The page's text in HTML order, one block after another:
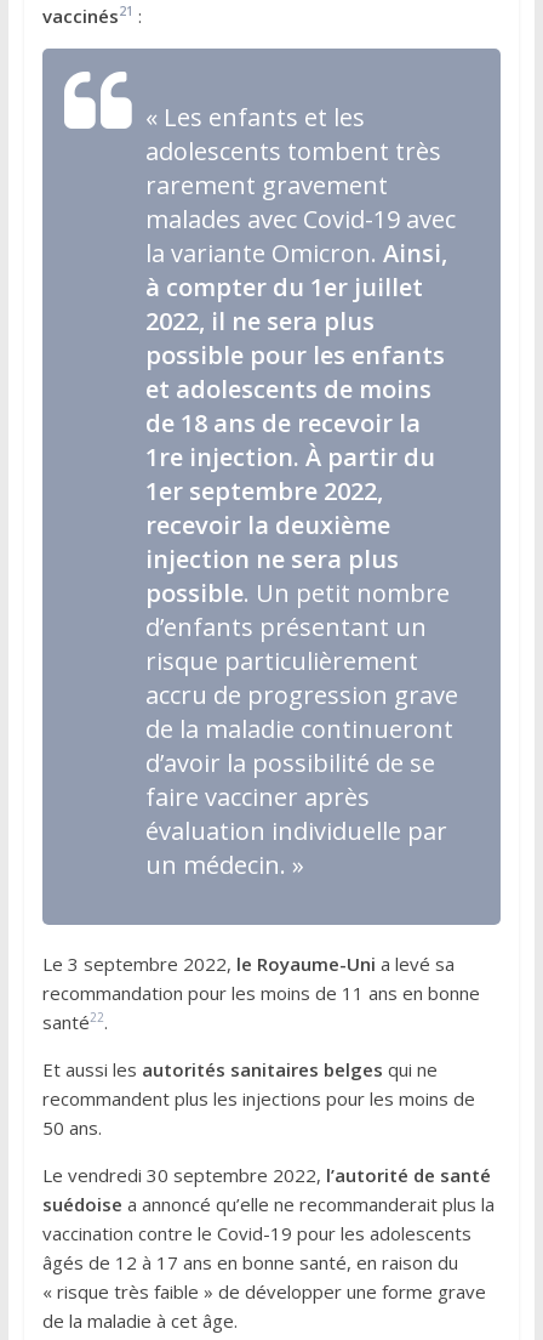
vaccinés21 :
« Les enfants et les
adolescents tombent très
rarement gravement
malades avec Covid-19 avec
la variante Omicron. Ainsi,
à compter du 1er juillet
2022, il ne sera plus
possible pour les enfants
et adolescents de moins
de 18 ans de recevoir la
1re injection. À partir du
1er septembre 2022,
recevoir la deuxième
injection ne sera plus
possible. Un petit nombre
d’enfants présentant un
risque particulièrement
accru de progression grave
de la maladie continueront
d’avoir la possibilité de se
faire vacciner après
évaluation individuelle par
un médecin. »
Le 3 septembre 2022, le Royaume-Uni a levé sa
recommandation pour les moins de 11 ans en bonne
santé22.
Et aussi les autorités sanitaires belges qui ne
recommandent plus les injections pour les moins de
50 ans.
Le vendredi 30 septembre 2022, l’autorité de santé
suédoise a annoncé qu’elle ne recommanderait plus la
vaccination contre le Covid-19 pour les adolescents
âgés de 12 à 17 ans en bonne santé, en raison du
« risque très faible » de développer une forme grave
de la maladie à cet âge.